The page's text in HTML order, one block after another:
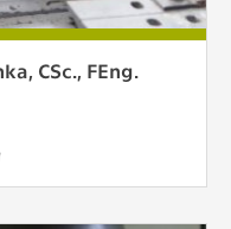
CSc., FEng.